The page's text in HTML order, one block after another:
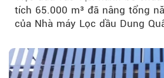
tích 65.000 m³ đã nâng tổng
của Nhà máy Lọc dầu Dung